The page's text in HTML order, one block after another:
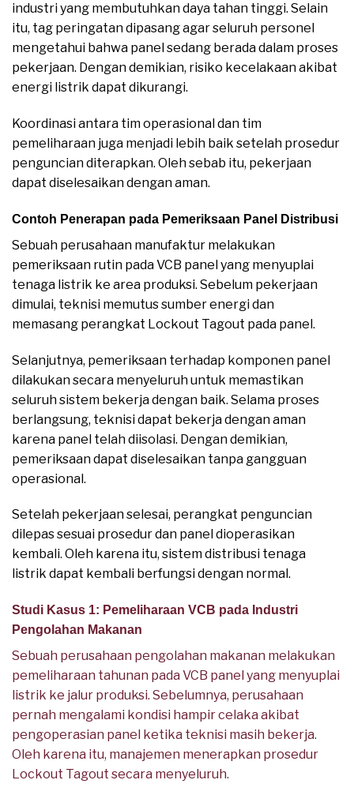
industri yang membutuhkan daya tahan tinggi. Selain
itu, tag peringatan dipasang agar seluruh personel
mengetahui bahwa panel sedang berada dalam proses
pekerjaan. Dengan demikian, risiko kecelakaan akibat
energi listrik dapat dikurangi.
Koordinasi antara tim operasional dan tim
pemeliharaan juga menjadi lebih baik setelah prosedur
penguncian diterapkan. Oleh sebab itu, pekerjaan
dapat diselesaikan dengan aman.
Contoh Penerapan pada Pemeriksaan Panel Distribusi
Sebuah perusahaan manufaktur melakukan
pemeriksaan rutin pada VCB panel yang menyuplai
tenaga listrik ke area produksi. Sebelum pekerjaan
dimulai, teknisi memutus sumber energi dan
memasang perangkat Lockout Tagout pada panel.
Selanjutnya, pemeriksaan terhadap komponen panel
dilakukan secara menyeluruh untuk memastikan
seluruh sistem bekerja dengan baik. Selama proses
berlangsung, teknisi dapat bekerja dengan aman
karena panel telah diisolasi. Dengan demikian,
pemeriksaan dapat diselesaikan tanpa gangguan
operasional.
Setelah pekerjaan selesai, perangkat penguncian
dilepas sesuai prosedur dan panel dioperasikan
kembali. Oleh karena itu, sistem distribusi tenaga
listrik dapat kembali berfungsi dengan normal.
Studi Kasus 1: Pemeliharaan VCB pada Industri
Pengolahan Makanan
Sebuah perusahaan pengolahan makanan melakukan
pemeliharaan tahunan pada VCB panel yang menyuplai
listrik ke jalur produksi. Sebelumnya, perusahaan
pernah mengalami kondisi hampir celaka akibat
pengoperasian panel ketika teknisi masih bekerja.
Oleh karena itu, manajemen menerapkan prosedur
Lockout Tagout secara menyeluruh.